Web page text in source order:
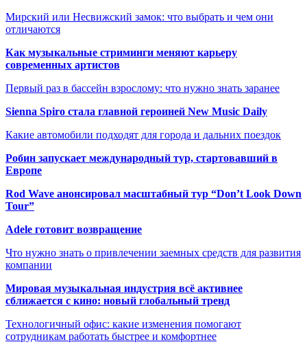
Мирский или Несвижский замок: что выбрать и чем они
отличаются
Как музыкальные стриминги меняют карьеру
современных артистов
Первый раз в бассейн взрослому: что нужно знать заранее
Sienna Spiro стала главной героиней New Music Daily
Какие автомобили подходят для города и дальних поездок
Робин запускает международный тур, стартовавший в
Европе
Rod Wave анонсировал масштабный тур “Don’t Look Down
Tour”
Adele готовит возвращение
Что нужно знать о привлечении заемных средств для развития
компании
Мировая музыкальная индустрия всё активнее
сближается с кино: новый глобальный тренд
Технологичный офис: какие изменения помогают
сотрудникам работать быстрее и комфортнее